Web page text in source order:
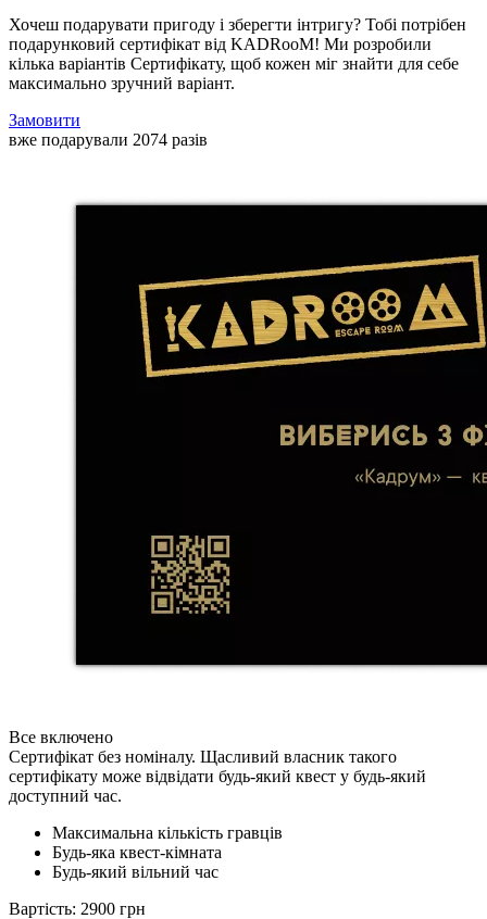
Хочеш подарувати пригоду і зберегти інтригу? Тобі потрібен
подарунковий сертифікат від KADRooM! Ми розробили
кілька варіантів Сертифікату, щоб кожен міг знайти для себе
максимально зручний варіант.
Замовити
вже подарували 2074 разів
Все включено
Сертифікат без номіналу. Щасливий власник такого
сертифікату може відвідати будь-який квест у будь-який
доступний час.
Максимальна кількість гравців
Будь-яка квест-кімната
Будь-який вільний час
Вартість: 2900 грн